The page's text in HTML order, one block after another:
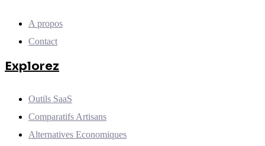
A propos
Contact
Explorez
Outils SaaS
Comparatifs Artisans
Alternatives Economiques